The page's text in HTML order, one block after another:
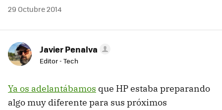
29 Octubre 2014
Javier Penalva
Editor - Tech
Ya os adelantábamos que HP estaba preparando
algo muy diferente para sus próximos